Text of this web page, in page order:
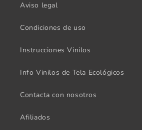
Aviso legal
Condiciones de uso
Instrucciones Vinilos
Info Vinilos de Tela Ecológicos
Contacta con nosotros
Afiliados